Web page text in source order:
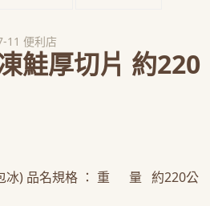
11 便利店
鮭厚切片 約220
冰) 品名規格 ： 重 量 約220公